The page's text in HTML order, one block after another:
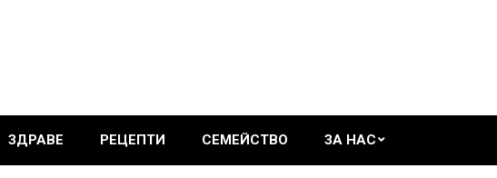
ЗДРАВЕ РЕЦЕПТИ СЕМЕЙСТВО ЗА НАС